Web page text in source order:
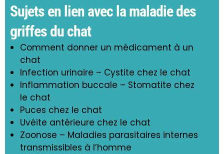
Sujets en lien avec la maladie des
griffes du chat
Comment donner un médicament à un
chat
Infection urinaire – Cystite chez le chat
Inflammation buccale – Stomatite chez
le chat
Puces chez le chat
Uvéite antérieure chez le chat
Zoonose – Maladies parasitaires internes
transmissibles à l’homme